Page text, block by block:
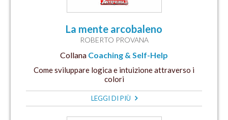
La mente arcobaleno
ROBERTO PROVANA
Collana Coaching & Self-Help
Come sviluppare logica e intuizione attraverso i
colori
LEGGI DI PIÙ